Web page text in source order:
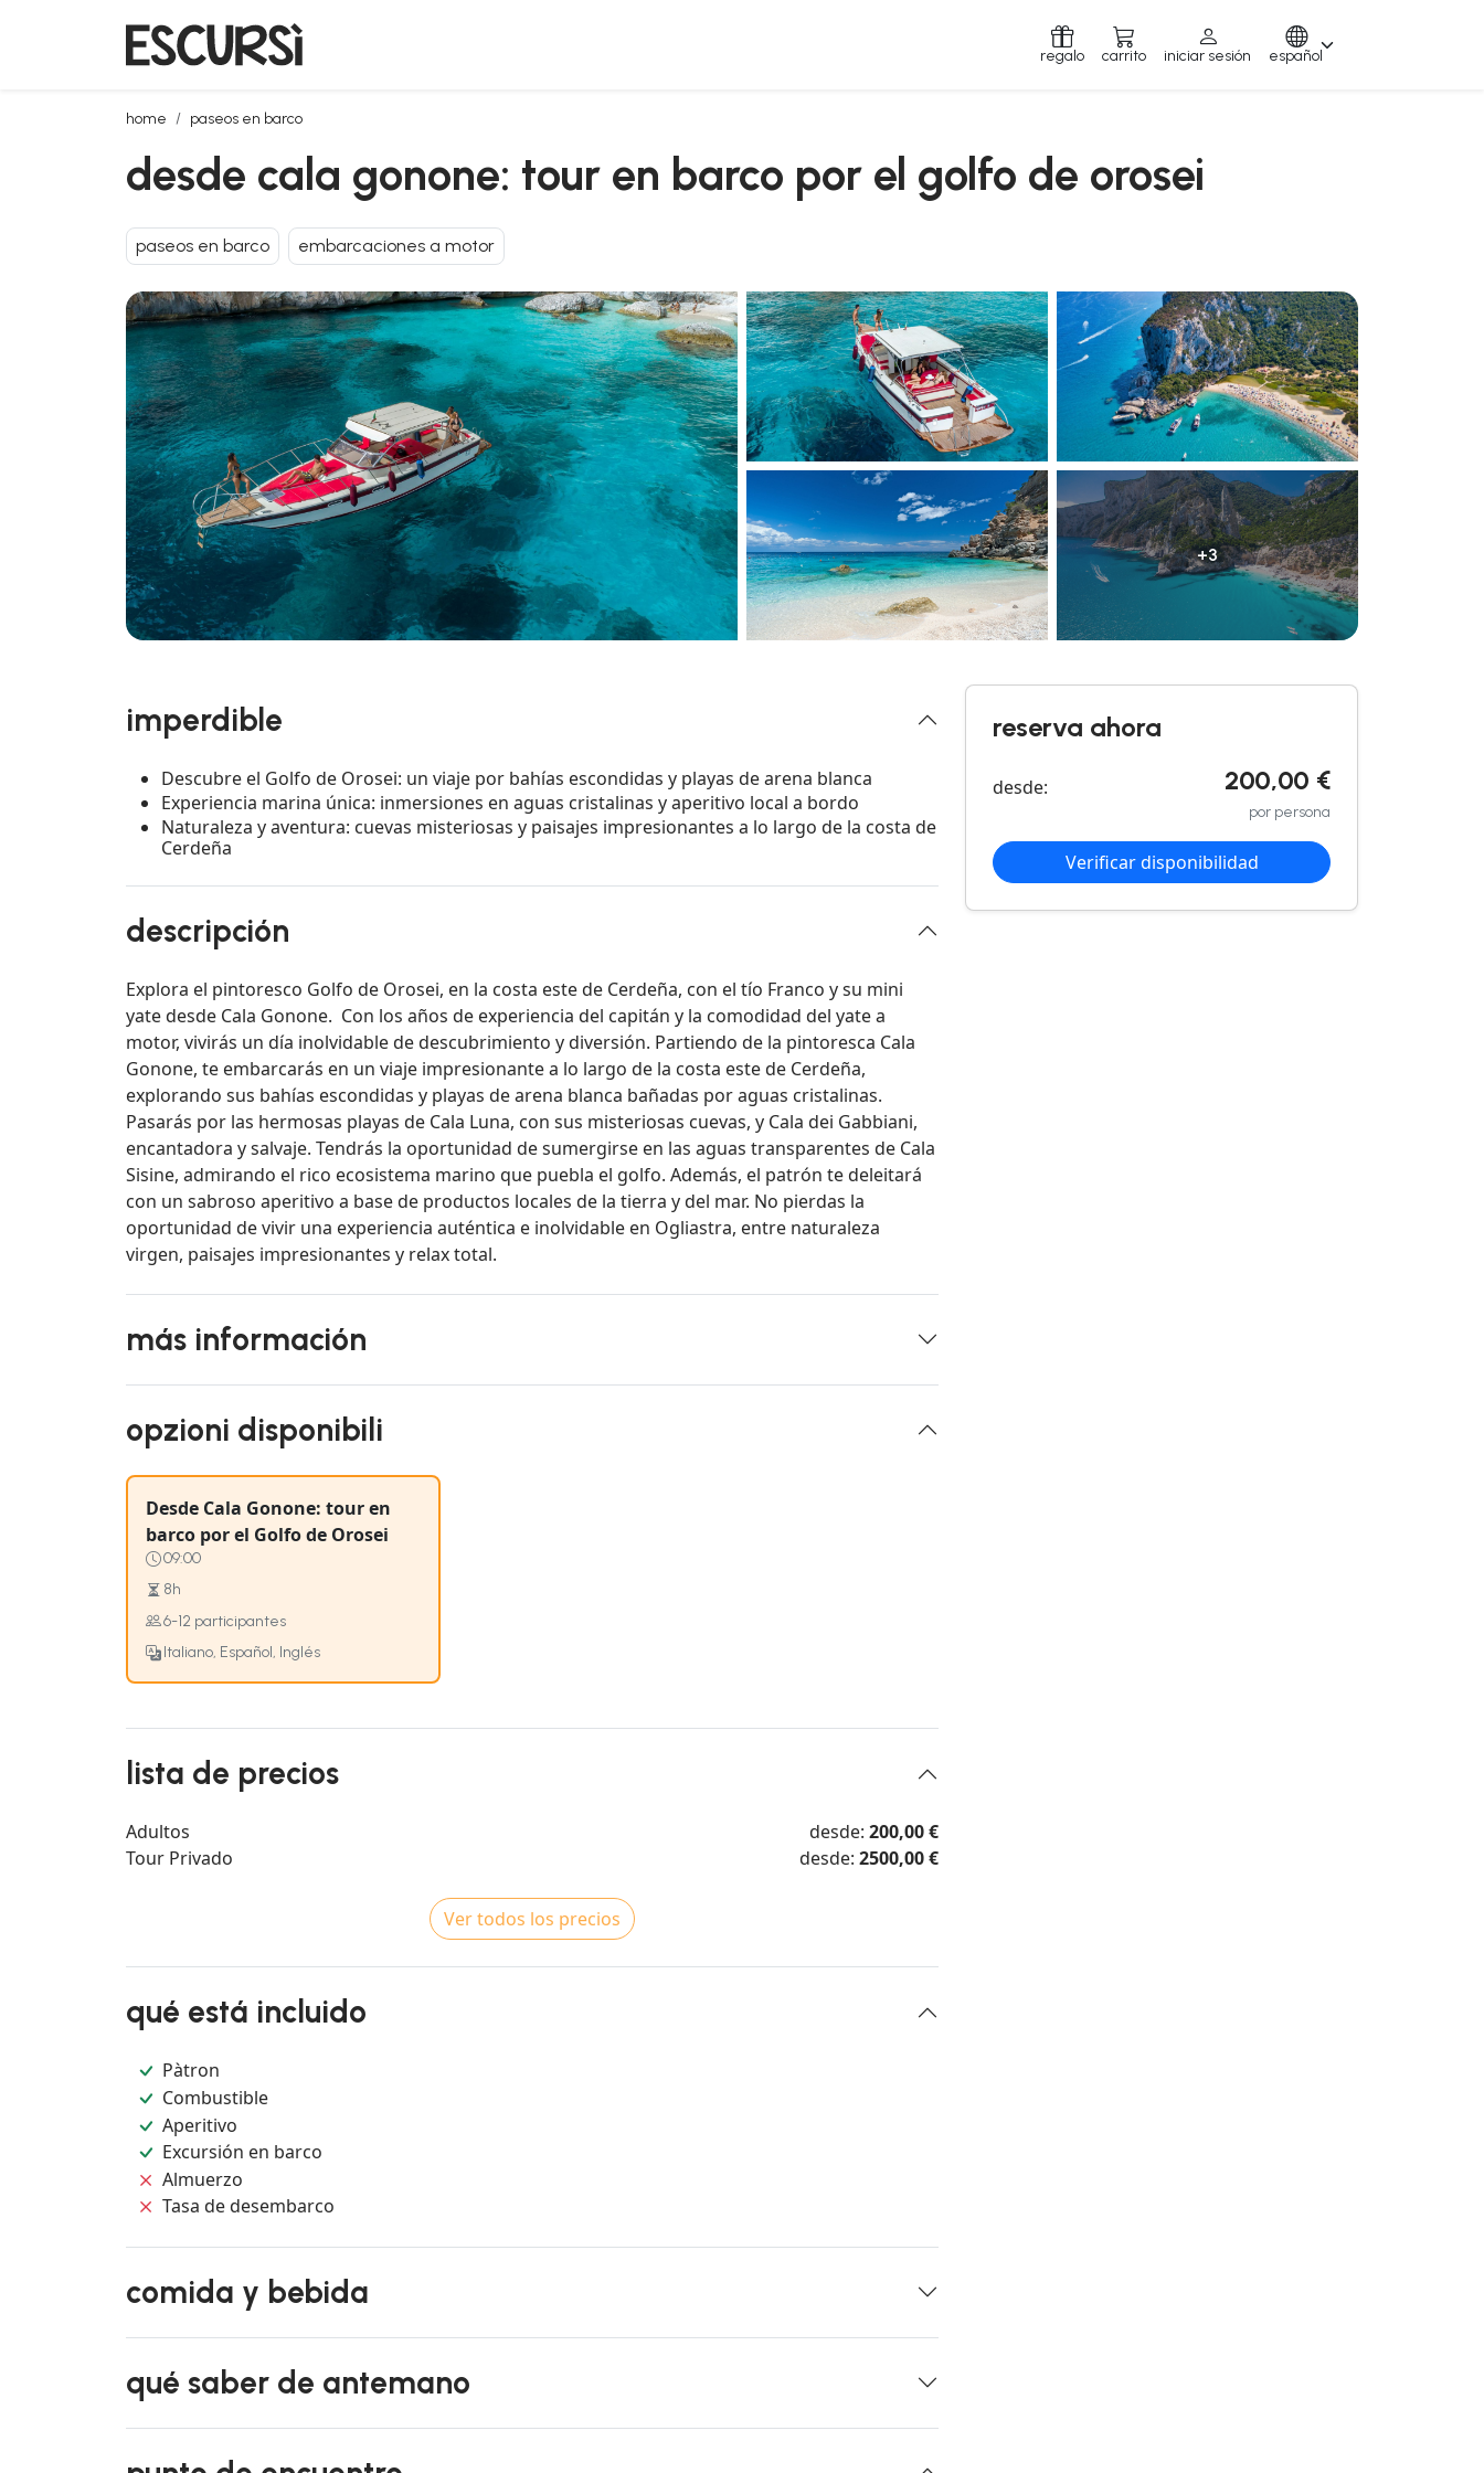
regalo carrito iniciar sesión español
home paseos en barco
desde cala gonone: tour en barco por el golfo de orosei
desde cala gonone: tour en barco por el golfo de orosei
paseos en barco embarcaciones a motor
+3
imperdible
Descubre el Golfo de Orosei: un viaje por bahías escondidas y playas de arena blanca
Experiencia marina única: inmersiones en aguas cristalinas y aperitivo local a bordo
Naturaleza y aventura: cuevas misteriosas y paisajes impresionantes a lo largo de la costa de
Cerdeña
descripción
Explora el pintoresco Golfo de Orosei, en la costa este de Cerdeña, con el tío Franco y su mini
yate desde Cala Gonone. Con los años de experiencia del capitán y la comodidad del yate a
motor, vivirás un día inolvidable de descubrimiento y diversión. Partiendo de la pintoresca Cala
Gonone, te embarcarás en un viaje impresionante a lo largo de la costa este de Cerdeña,
explorando sus bahías escondidas y playas de arena blanca bañadas por aguas cristalinas.
Pasarás por las hermosas playas de Cala Luna, con sus misteriosas cuevas, y Cala dei Gabbiani,
encantadora y salvaje. Tendrás la oportunidad de sumergirse en las aguas transparentes de Cala
Sisine, admirando el rico ecosistema marino que puebla el golfo. Además, el patrón te deleitará
con un sabroso aperitivo a base de productos locales de la tierra y del mar. No pierdas la
oportunidad de vivir una experiencia auténtica e inolvidable en Ogliastra, entre naturaleza
virgen, paisajes impresionantes y relax total.
más información
opzioni disponibili
Desde Cala Gonone: tour en
barco por el Golfo de Orosei
09:00
8h
6-12 participantes
Italiano, Español, Inglés
lista de precios
Adultos desde: 200,00 €
Tour Privado
desde: 2500,00 €
Ver todos los precios
qué está incluido
Pàtron
Combustible
Aperitivo
Excursión en barco
Almuerzo
Tasa de desembarco
comida y bebida
qué saber de antemano
reserva ahora
desde: 200,00 €
por persona
Verificar disponibilidad